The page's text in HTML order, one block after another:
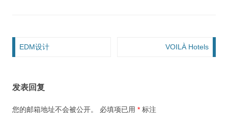
文章导航
EDM设计 VOILÀ Hotels
发表回复
您的邮箱地址不会被公开。 必填项已用 * 标注